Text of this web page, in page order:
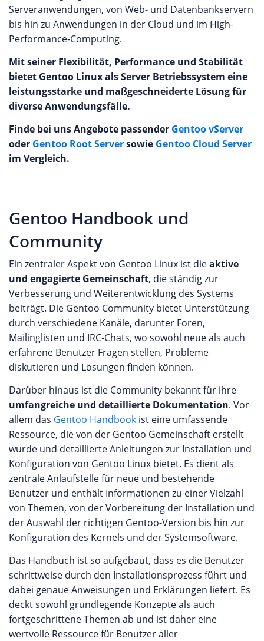
Serveranwendungen, von Web- und Datenbankservern
bis hin zu Anwendungen in der Cloud und im High-
Performance-Computing.
Mit seiner Flexibilität, Performance und Stabilität
bietet Gentoo Linux als Server Betriebssystem eine
leistungsstarke und maßgeschneiderte Lösung für
diverse Anwendungsfälle.
Finde bei uns Angebote passender Gentoo vServer
oder Gentoo Root Serversowie Gentoo Cloud Server
im Vergleich.
Gentoo Handbook und
Community
Ein zentraler Aspekt von Gentoo Linux ist dieaktive
und engagierte Gemeinschaft, die ständig zur
Verbesserung und Weiterentwicklung des Systems
beiträgt. Die Gentoo Community bietet Unterstützung
durch verschiedene Kanäle, darunter Foren,
Mailinglisten und IRC-Chats, wo sowohl neue als auch
erfahrene Benutzer Fragen stellen, Probleme
diskutieren und Lösungen finden können.
Darüber hinaus ist die Community bekannt für ihre
umfangreiche und detaillierte Dokumentation. Vor
allem das Gentoo Handbook ist eine umfassende
Ressource, die von der Gentoo Gemeinschaft erstellt
wurde und detaillierte Anleitungen zur Installation und
Konfiguration von Gentoo Linux bietet. Es dient als
zentrale Anlaufstelle für neue und bestehende
Benutzer und enthält Informationen zu einer Vielzahl
von Themen, von der Vorbereitung der Installation und
der Auswahl der richtigen Gentoo-Version bis hin zur
Konfiguration des Kernels und der Systemsoftware.
Das Handbuch ist so aufgebaut, dass es die Benutzer
schrittweise durch den Installationsprozess führt und
dabei genaue Anweisungen und Erklärungen liefert. Es
deckt sowohl grundlegende Konzepte als auch
fortgeschrittene Themen ab und ist daher eine
wertvolle Ressource für Benutzer aller